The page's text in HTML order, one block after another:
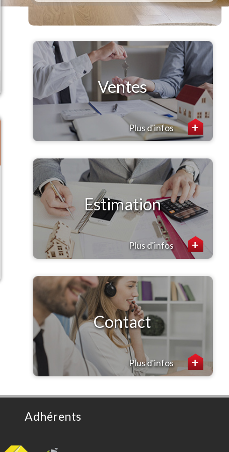
Ventes
Plus d'infos
Estimation
Plus d'infos
Contact
Plus d'infos
Adhérents